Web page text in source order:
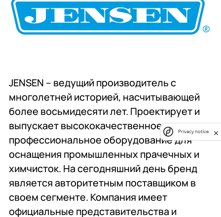
JENSEN – ведущий производитель с
многолетней историей, насчитывающей
более восьмидесяти лет. Проектирует и
выпускает высококачественное
профессиональное оборудование для
оснащения промышленных прачечных и
химчисток. На сегодняшний день бренд
является авторитетным поставщиком в
своем сегменте. Компания имеет
официальные представительства и
Privacy notice